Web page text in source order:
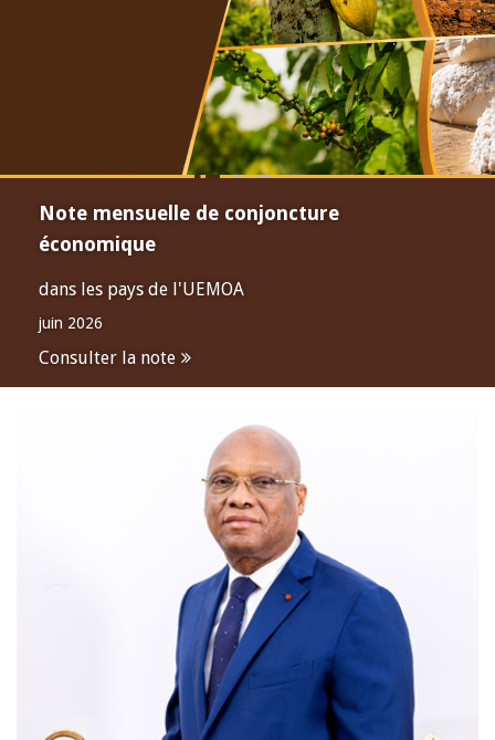
Note mensuelle de conjoncture
économique
dans les pays de l'UEMOA
juin 2026
Consulter la note